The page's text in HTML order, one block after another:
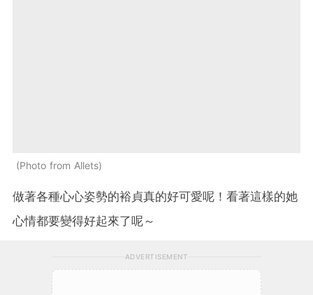
Photo from Allets
做著各種心心姿勢的裕貞真的好可愛呢！看著這樣的她
心情都要變得好起來了呢～
ADVERTISEMENT